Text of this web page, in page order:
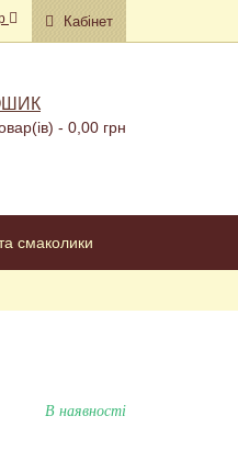
Кабінет
- 0,00 грн
смаколики
В наявності